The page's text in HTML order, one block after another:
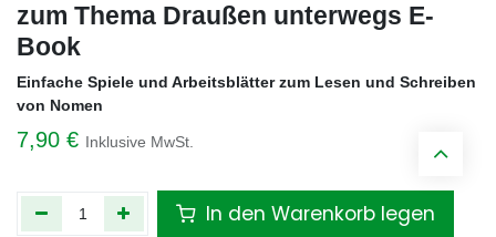
zum Thema Draußen unterwegs E-
Book
Einfache Spiele und Arbeitsblätter zum Lesen und Schreiben
von Nomen
7,90 € Inklusive MwSt.
In den Warenkorb legen